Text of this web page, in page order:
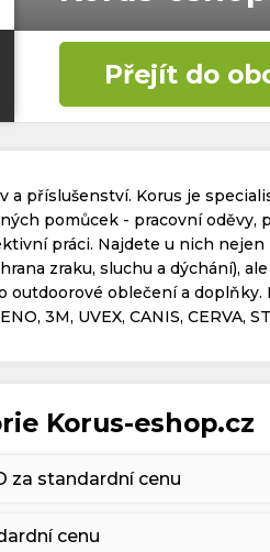
Přejít do
a příslušenství. Korus je
pomůcek - pracovní oděvy,
práci. Najdete u nich
zraku, sluchu a dýchání),
outdoorové oblečení a
3M, UVEX, CANIS, CERVA,
Korus-eshop.cz
za standardní cenu
cenu